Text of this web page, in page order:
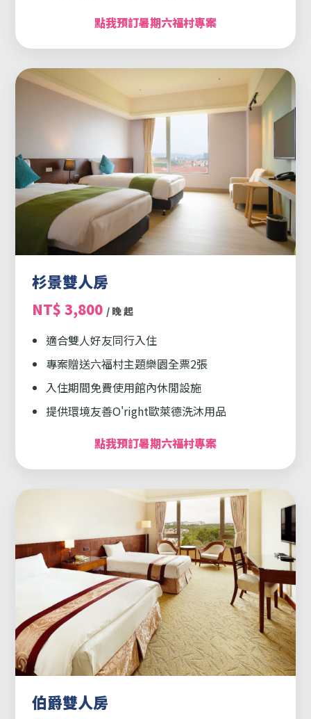
點我預訂暑期六福村專案
杉景雙人房
NT$ 3,800 / 晚 起
適合雙人好友同行入住
專案贈送六福村主題樂園全票2張
入住期間免費使用館內休閒設施
提供環境友善O'right歐萊德洗沐用品
點我預訂暑期六福村專案
伯爵雙人房